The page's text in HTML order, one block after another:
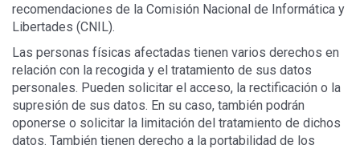
recomendaciones de la Comisión Nacional de Informática y
Libertades (CNIL).
Las personas físicas afectadas tienen varios derechos en
relación con la recogida y el tratamiento de sus datos
personales. Pueden solicitar el acceso, la rectificación o la
supresión de sus datos. En su caso, también podrán
oponerse o solicitar la limitación del tratamiento de dichos
datos. También tienen derecho a la portabilidad de los